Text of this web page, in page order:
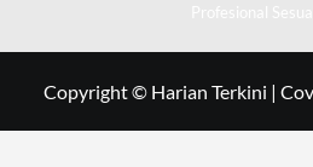
Copyright © Harian Terkini |